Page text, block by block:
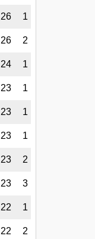
26 1
26 2
24 1
23 1
23 1
23 1
23 2
23 3
22 1
22 2